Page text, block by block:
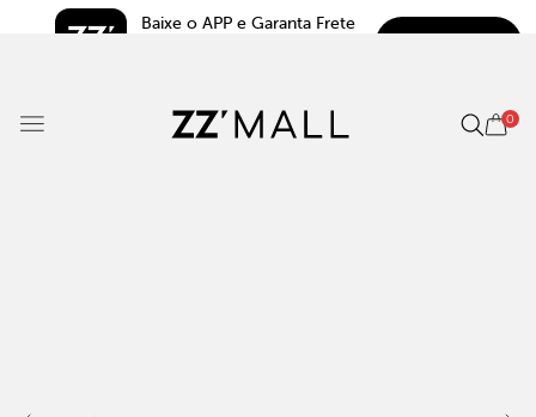
Baixe o APP e Garanta Frete
0